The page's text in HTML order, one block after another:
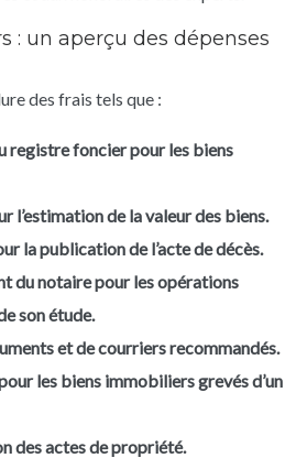
: un aperçu des dépenses
des frais tels que :
registre foncier pour les biens
l’estimation de la valeur des biens.
la publication de l’acte de décès.
du notaire pour les opérations
son étude.
et de courriers recommandés.
les biens immobiliers grevés d’un
des actes de propriété.